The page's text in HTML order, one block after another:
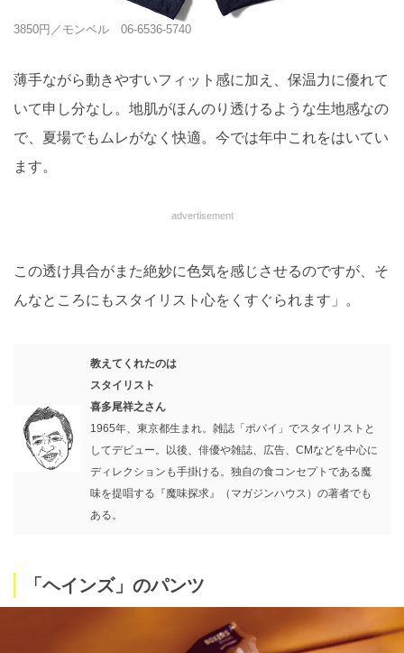
3850円／モンベル 06-6536-5740
薄手ながら動きやすいフィット感に加え、保温力に優れて
いて申し分なし。地肌がほんのり透けるような生地感なの
で、夏場でもムレがなく快適。今では年中これをはいてい
ます。
advertisement
この透け具合がまた絶妙に色気を感じさせるのですが、そ
んなところにもスタイリスト心をくすぐられます」。
教えてくれたのは
スタイリスト
喜多尾祥之さん
1965年、東京都生まれ。雑誌「ポパイ」でスタイリストと
してデビュー。以後、俳優や雑誌、広告、CMなどを中心に
ディレクションも手掛ける。独自の食コンセプトである魔
味を提唱する『魔味探求』（マガジンハウス）の著者でも
ある。
「ヘインズ」のパンツ